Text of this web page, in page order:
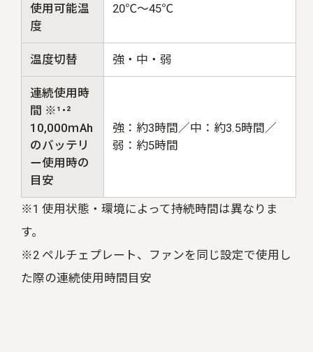
使用可能温
度
20℃～45℃
温度切替 強・中・弱
連続使用時
間 ※¹･²
10,000ｍAh
のバッテリ
ー使用時の
目安
強：約3時間／中：約3.5時間／
弱：約5時間
※1 使用状態・環境によって持続時間は異なりま
す。
※2 ペルチェプレート、ファンを同じ設定で使用し
た際の連続使用時間目安